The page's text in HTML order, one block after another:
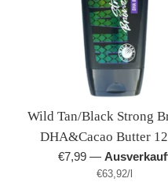
Wild Tan/Black Strong
DHA&Cacao Butter
Normaler
€7,99 —
Stückpreis
€63,92/pro
l